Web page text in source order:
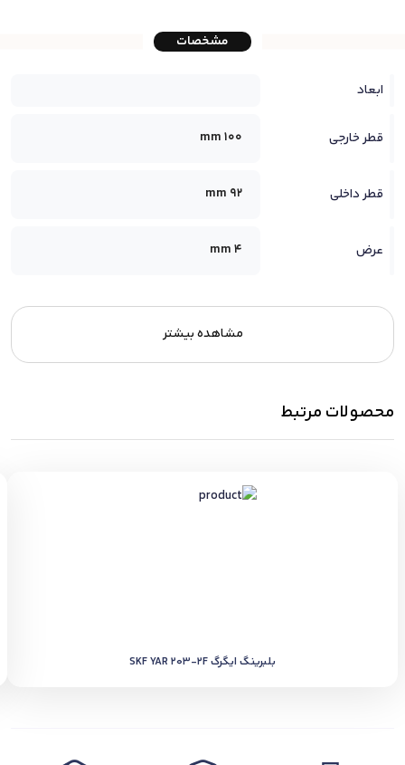
مشخصات
ابعاد
قطر خارجی 100 mm
قطر داخلی 92 mm
عرض 4 mm
مشاهده بیشتر
محصولات مرتبط
بلبرینگ ایگرگ SKF YAR 203-2F